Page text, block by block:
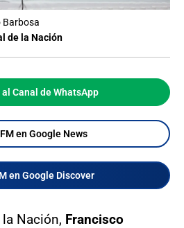
Barbosa
de la Nación
Canal de WhatsApp
en Google News
en Google Discover
Nación, Francisco